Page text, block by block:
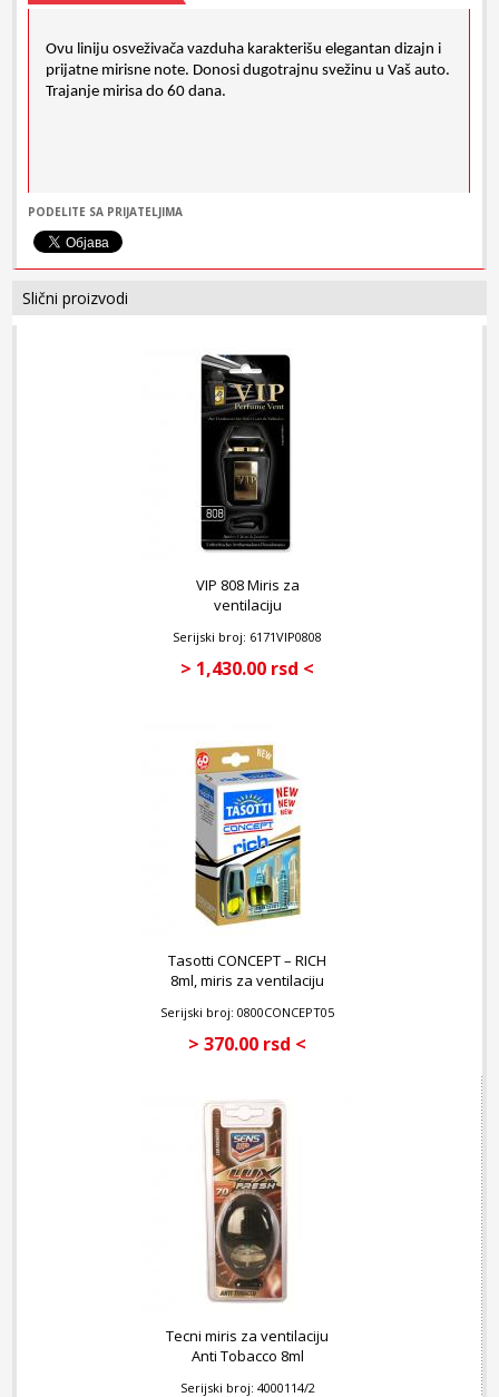
Ovu liniju osveživača vazduha karakterišu elegantan dizajn i
prijatne mirisne note. Donosi dugotrajnu svežinu u Vaš auto.
Trajanje mirisa do 60 dana.
PODELITE SA PRIJATELJIMA
Slični proizvodi
VIP 808 Miris za
ventilaciju
Serijski broj: 6171VIP0808
> 1,430.00 rsd <
Tasotti CONCEPT – RICH
8ml, miris za ventilaciju
Serijski broj: 0800CONCEPT05
> 370.00 rsd <
Tecni miris za ventilaciju
Anti Tobacco 8ml
Serijski broj: 4000114/2